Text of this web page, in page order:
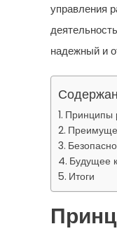
управления
надежный и
Принципы
Будущее
Итоги